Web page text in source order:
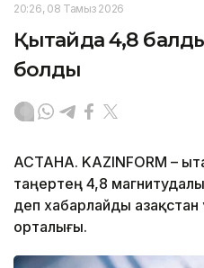
20:26, 08 Тамыз 2026
Қытайда 4,8
болды
АСТАНА. KAZINFORM –
таңертең 4,8 магнитудалы
деп хабарлайды
орталығы.